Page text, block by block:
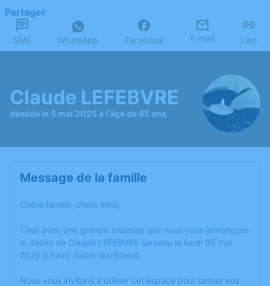
Partager
SMS WhatsApp Facebook E-mail Lien
Claude LEFEBVRE
décédé le 5 mai 2025 à l'âge de 85 ans
Message de la famille
Chère famille, chers amis,
C’est avec une grande tristesse que nous vous annonçons
le décès de Claude LEFEBVRE survenu le lundi 05 mai
2025 à Saint-Aubin-lès-Elbeuf.
Nous vous invitons à utiliser cet espace pour laisser vos